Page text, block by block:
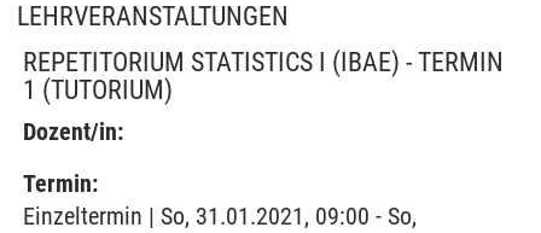
LEHRVERANSTALTUNGEN
REPETITORIUM STATISTICS I (IBAE) - TERMIN
1 (TUTORIUM)
Dozent/in:
Termin:
Einzeltermin | So, 31.01.2021, 09:00 - So,